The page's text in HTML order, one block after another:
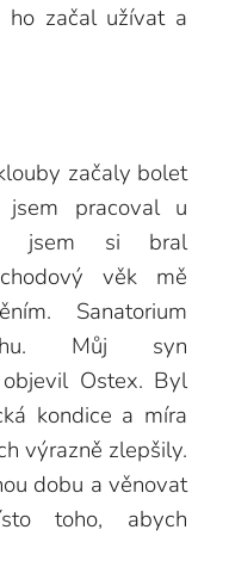
ho začal užívat a
začaly bolet
pracoval u
jsem si bral
věk mě
Sanatorium
Můj syn
Ostex. Byl
kondice a míra
výrazně zlepšily.
dobu a věnovat
toho, abych